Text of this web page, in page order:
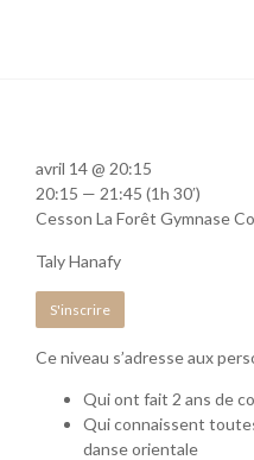
Ce niveau s’adresse aux
Qui ont fait 2 ans de
Qui connaissent
danse orientale
avril 14 @ 20:15
20:15 — 21:45 (1h 30′)
Cesson La Forêt Gymnase
Taly Hanafy
S'inscrire